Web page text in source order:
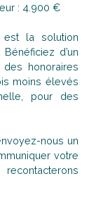
: 4.900 €
est la solution
d’un
honoraires
moins élevés
pour des
nous un
votre